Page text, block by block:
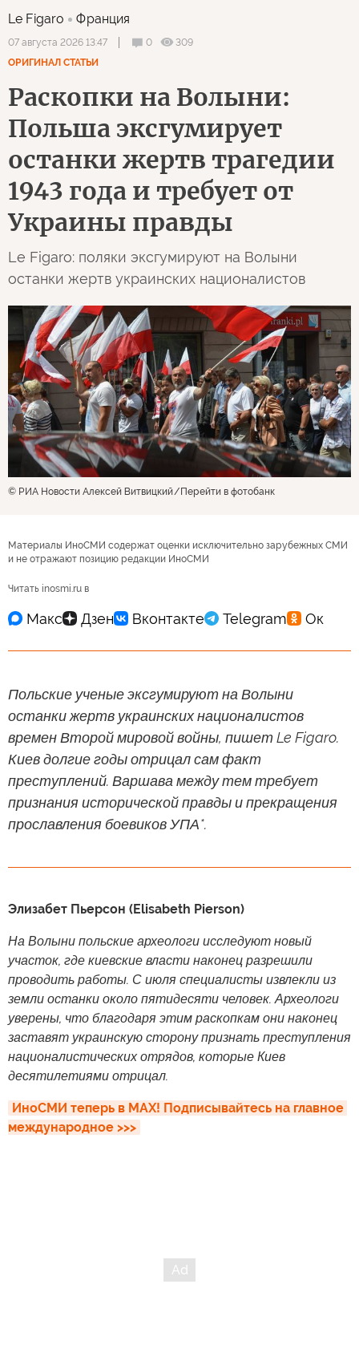
Le Figaro Франция
07 августа 2026 13:47 0
309
ОРИГИНАЛ СТАТЬИ
Раскопки на Волыни:
Польша эксгумирует
останки жертв трагедии
1943 года и требует от
Украины правды
Le Figaro: поляки эксгумируют на Волыни
останки жертв украинских националистов
© РИА Новости Алексей Витвицкий Перейти в фотобанк
Материалы ИноСМИ содержат оценки исключительно зарубежных СМИ
и не отражают позицию редакции ИноСМИ
Читать inosmi.ru в
Польские ученые эксгумируют на Волыни
останки жертв украинских националистов
времен Второй мировой войны, пишет Le Figaro.
Киев долгие годы отрицал сам факт
преступлений. Варшава между тем требует
признания исторической правды и прекращения
прославления боевиков УПА*.
Элизабет Пьерсон (Elisabeth Pierson)
На Волыни польские археологи исследуют новый
участок, где киевские власти наконец разрешили
проводить работы. С июля специалисты извлекли из
земли останки около пятидесяти человек. Археологи
уверены, что благодаря этим раскопкам они наконец
заставят украинскую сторону признать преступления
националистических отрядов, которые Киев
десятилетиями отрицал.
ИноСМИ теперь в MAX! Подписывайтесь на главное
международное >>>